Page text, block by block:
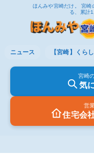
ほんみや宮崎だけ。 宮崎
る、累計
ニュース 【宮崎】くら
宮崎
気
営
住宅会